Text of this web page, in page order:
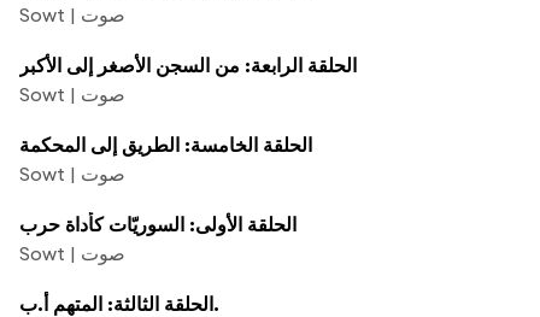
Sowt | صوت
الحلقة الرابعة: من السجن الأصغر إلى الأكبر
Sowt | صوت
الحلقة الخامسة: الطريق إلى المحكمة
Sowt | صوت
الحلقة الأولى: السوريّات كأداة حرب
Sowt | صوت
الحلقة الثالثة: المتهم أ.ب.